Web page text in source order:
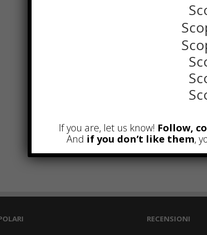
RECENSIONI
If you are, let us know! Follow,
And if you don’t like them,